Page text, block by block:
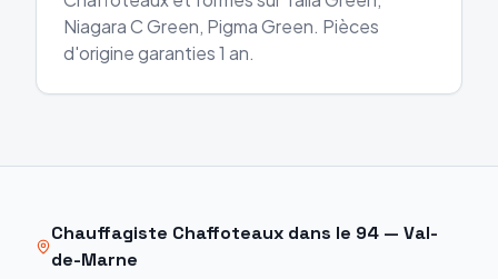
Niagara C Green, Pigma Green. Pièces
d'origine garanties 1 an.
Chauffagiste Chaffoteauxdans le 94— Val-
de-Marne